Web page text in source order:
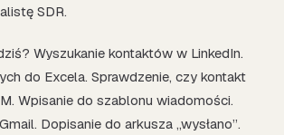
SDR.
Wyszukanie kontaktów w LinkedIn.
do Excela. Sprawdzenie, czy kontakt
Wpisanie do szablonu wiadomości.
Dopisanie do arkusza „wysłano”.